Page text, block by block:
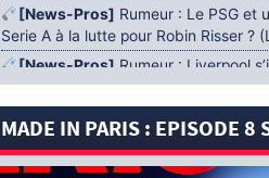
[News-Pros] Rumeur : Le PSG et
Serie A à la lutte pour Robin Risser ?
[News-Pros] Rumeur : Liverpool
à Ibrahim Mbaye en plus de Bradley
(Fabrizio Romano)
[News-Pros]Rumeur : Accord
trouvé entre le PSG et Mika Godts
MADE IN PARIS : EPISODE 8